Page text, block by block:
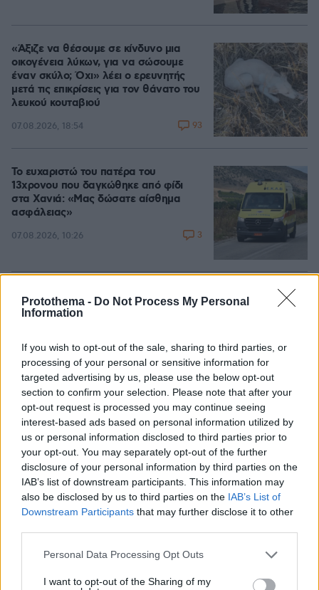
Protothema - Do Not Process My Personal
Information
If you wish to opt-out of the sale, sharing to third parties, or
processing of your personal or sensitive information for
targeted advertising by us, please use the below opt-out
section to confirm your selection. Please note that after your
opt-out request is processed you may continue seeing
interest-based ads based on personal information utilized by
us or personal information disclosed to third parties prior to
your opt-out. You may separately opt-out of the further
disclosure of your personal information by third parties on the
IAB’s list of downstream participants. This information may
also be disclosed by us to third parties on the IAB’s List of
Downstream Participants that may further disclose it to other
Please note that this website/app uses one or more Google
not limited to your visit or usage behaviour. You may click to
Personal Data Processing Opt Outs
I want to opt-out of the Sharing of my
«Άξιζε να θέσουμε σε κίνδυνο μια
οικογένεια λύκων, για να σώσουμε
έναν σκύλο; Όχι» λέει ο ερευνητής
μετά τις επικρίσεις για τον θάνατο του
λευκού κουταβιού
07.08.2026, 18:54 93
Το ευχαριστώ του πατέρα του
13χρονου που δαγκώθηκε από φίδι
στα Χανιά: «Μας δώσατε αίσθημα
ασφάλειας»
07.08.2026, 10:26 3
Συγκίνηση στο Πόρτο Γερμενό: Σκύλος
γύρισε σοβαρά τραυματισμένος στο
07.08.2026, 21:57
Games
Cut The Rope Northern Heights Candy